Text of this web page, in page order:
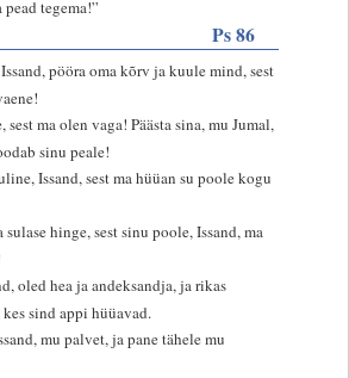
tegema!”
Ps 86
pööra oma kõrv ja kuule mind, sest
ma olen vaga! Päästa sina, mu Jumal,
sinu peale!
Issand, sest ma hüüan su poole kogu
sulase hinge, sest sinu poole, Issand, ma
oled hea ja andeksandja, ja rikas
sind appi hüüavad.
mu palvet, ja pane tähele mu